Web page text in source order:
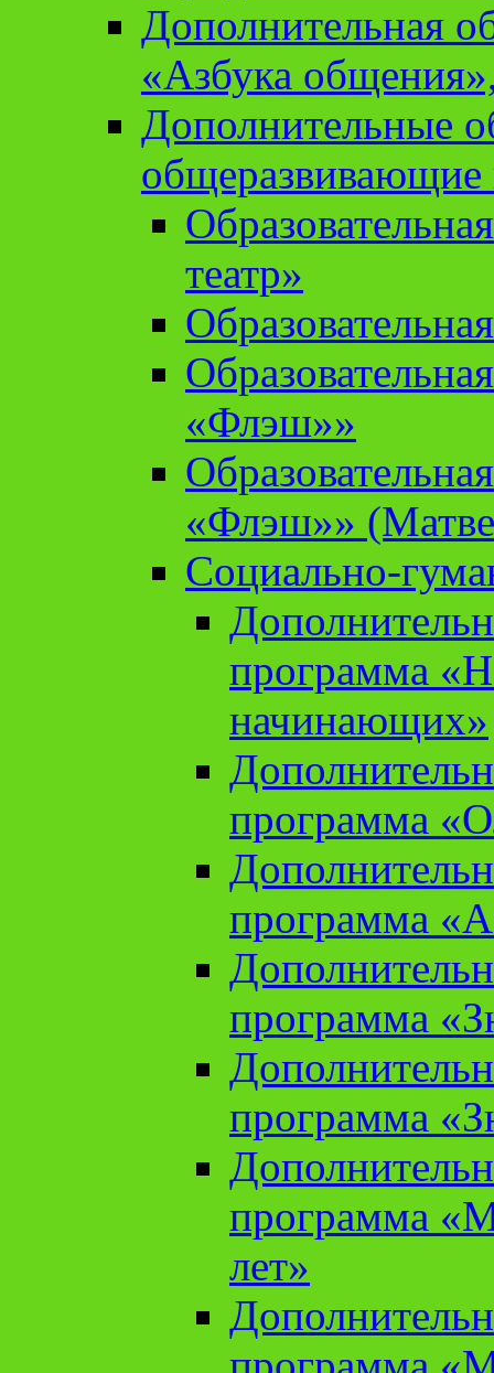
Дополнительная
«Азбука
Дополнительные
театр»
«Флэш»»
«Флэш»»
Социально-
программа
начинающих»
программа
программа
программа
программа
программа
лет»